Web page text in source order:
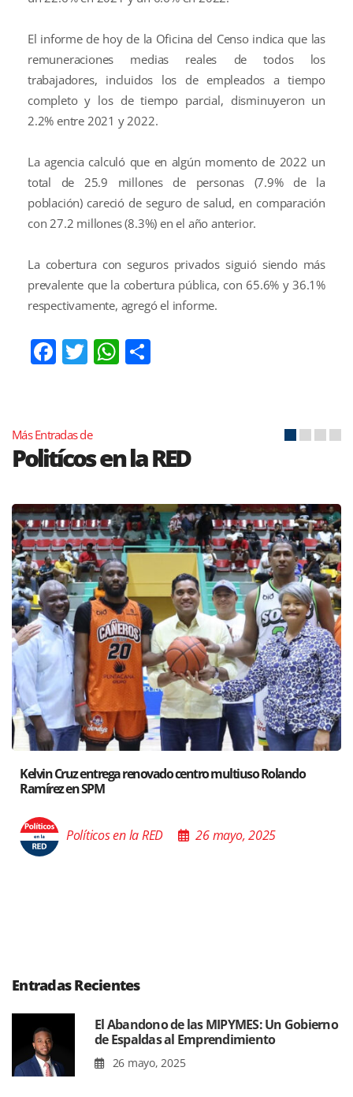
El informe de hoy de la Oficina del Censo indica que las
remuneraciones medias reales de todos los
trabajadores, incluidos los de empleados a tiempo
completo y los de tiempo parcial, disminuyeron un
2.2% entre 2021 y 2022.
La agencia calculó que en algún momento de 2022 un
total de 25.9 millones de personas (7.9% de la
población) careció de seguro de salud, en comparación
con 27.2 millones (8.3%) en el año anterior.
La cobertura con seguros privados siguió siendo más
prevalente que la cobertura pública, con 65.6% y 36.1%
respectivamente, agregó el informe.
Facebook
TwitterWhatsApp
Más Entradas de
Politícos en la RED
Santiago acoge exposición del Ministro de Cultura
Poder de las Buenas Palabras”
Políticos en la RED 26 mayo, 2025
Entradas Recientes
El Abandono de las MIPYMES: Un Gobierno
de Espaldas al Emprendimiento
26 mayo, 2025